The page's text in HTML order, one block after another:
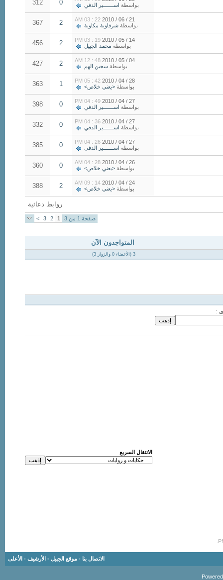
بواسطة اســـــــير الدفي 0
312
21 / 06 / 2010
22 : 03 AM
بواسطة شرقاوية مكاوية 2
367
14 / 05 / 2010
19 : 03 PM
بواسطة محمد الجبيل 2
456
04 / 05 / 2010
48 : 12 AM
بواسطة سجين الهم 2
427
28 / 04 / 2010
42 : 05 PM
بواسطة <يعني خلاص> 1
363
27 / 04 / 2010
49 : 04 PM
بواسطة اســـــــير الدفي 0
398
27 / 04 / 2010
36 : 04 PM
بواسطة اســـــــير الدفي 0
332
27 / 04 / 2010
26 : 04 PM
بواسطة اســـــــير الدفي 0
385
26 / 04 / 2010
28 : 04 AM
بواسطة <يعني خلاص> 0
360
24 / 04 / 2010
14 : 09 AM
بواسطة <يعني خلاص> 2
388
روابط دعائية
صفحة 1 من 3 1
2
3
>
المتواجدون الآن
3 (الأعضاء 0 والزوار 3)
:
الانتقال السريع
الاتصال بنا - موقع الجبيل - الأرشيف - الأعلى